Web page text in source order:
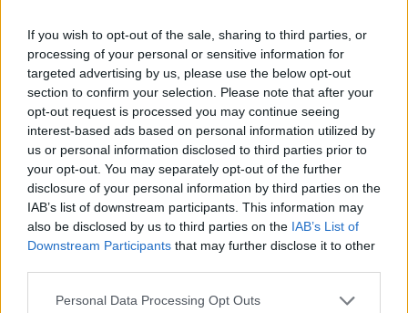
If you wish to opt-out of the sale, sharing to third parties, or
processing of your personal or sensitive information for
targeted advertising by us, please use the below opt-out
section to confirm your selection. Please note that after your
opt-out request is processed you may continue seeing
interest-based ads based on personal information utilized by
us or personal information disclosed to third parties prior to
your opt-out. You may separately opt-out of the further
disclosure of your personal information by third parties on the
IAB’s list of downstream participants. This information may
also be disclosed by us to third parties on the IAB’s List of
Downstream Participants that may further disclose it to other
Personal Data Processing Opt Outs
Adriana în Azerbaidjan, unde a lucrat timp de doi ani pentru Siemens /